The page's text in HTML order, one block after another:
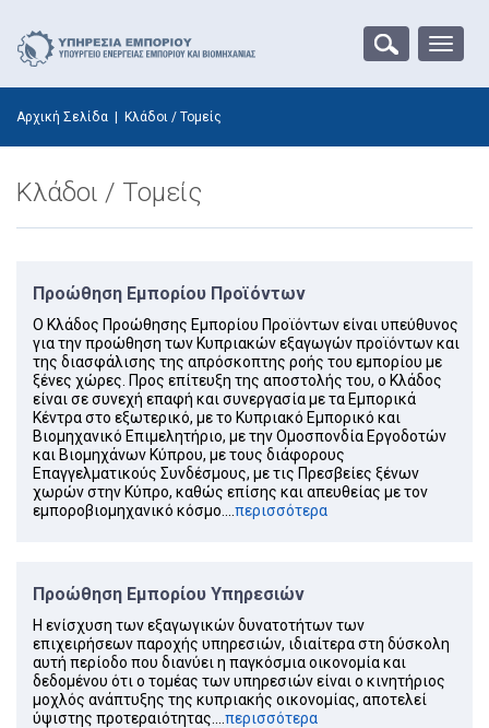
Toggle
Αρχική Σελίδα Κλάδοι / Τομείς
Κλάδοι / Τομείς
Προώθηση Εμπορίου Προϊόντων
Ο Κλάδος Προώθησης Εμπορίου Προϊόντων είναι υπεύθυνος
για την προώθηση των Κυπριακών εξαγωγών προϊόντων και
της διασφάλισης της απρόσκοπτης ροής του εμπορίου με
ξένες χώρες. Προς επίτευξη της αποστολής του, ο Κλάδος
είναι σε συνεχή επαφή και συνεργασία με τα Εμπορικά
Κέντρα στο εξωτερικό, με το Κυπριακό Εμπορικό και
Βιομηχανικό Επιμελητήριο, με την Ομοσπονδία Εργοδοτών
και Βιομηχάνων Κύπρου, με τους διάφορους
Επαγγελματικούς Συνδέσμους, με τις Πρεσβείες ξένων
χωρών στην Κύπρο, καθώς επίσης και απευθείας με τον
εμποροβιομηχανικό κόσμο.... περισσότερα
Προώθηση Εμπορίου Υπηρεσιών
Η ενίσχυση των εξαγωγικών δυνατοτήτων των
επιχειρήσεων παροχής υπηρεσιών, ιδιαίτερα στη δύσκολη
αυτή περίοδο που διανύει η παγκόσμια οικονομία και
δεδομένου ότι ο τομέας των υπηρεσιών είναι ο κινητήριος
μοχλός ανάπτυξης της κυπριακής οικονομίας, αποτελεί
ύψιστης προτεραιότητας.... περισσότερα